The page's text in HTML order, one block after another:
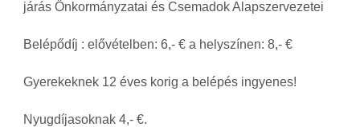
járás Önkormányzatai és Csemadok Alapszervezetei
Belépődíj : elővételben: 6,- € a helyszínen: 8,- €
Gyerekeknek 12 éves korig a belépés ingyenes!
Nyugdíjasoknak 4,- €.